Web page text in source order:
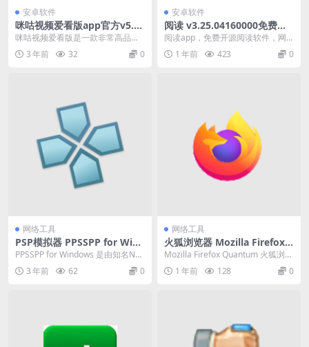
安卓软件
咪咕视频爱看版app官方v5.7.
7 一款简单易用的视频播放软
咪咕视频爱看版是一款非常高品质
且简单易用的视频播放软件。 该软
件涵盖的视频资源非...
3 年前 32 0
安卓软件
阅读 v3.25.04160000免费开
源阅读软件修改版
阅读app，免费开源阅读软件，网
络文学搜索的工具，可以订阅自定
义书源阅读网络内容...
1 年前 423 0
网络工具
PSP模拟器 PPSSPP for Wind
ows v1.17 中文免费版
PPSSPP for Windows 是由知名NG
C/Wii模拟器Dolphin...
3 年前 62 0
网络工具
火狐浏览器 Mozilla Firefox v
136.0.4绿色版
Mozilla Firefox Quantum 火狐浏览
器 是由 Mozilla...
1 年前 128 0